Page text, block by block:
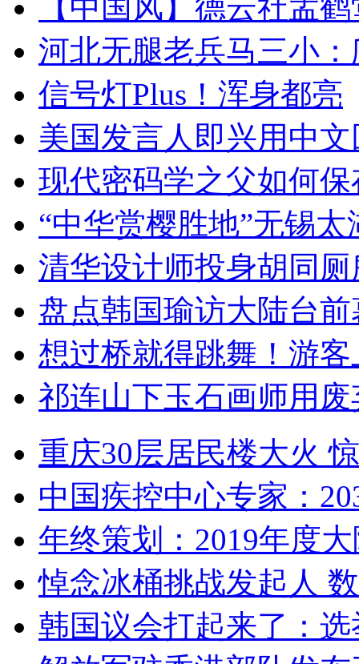
【中国风】德云社孟
河北无腿老兵马三小
信号灯Plus！浑身都亮
美国发言人即兴用中
现代密码学之父如何
“中华赏樱胜地”无锡
清华设计师投身胡同
盘点韩国瑜访大陆台
想过桥就得跳舞！游客
祁连山下玉石画师用
重庆30层居民楼大火
中国疾控中心专家：
年终策划：2019年度
悼念冰桶挑战发起人
韩国议会打起来了：